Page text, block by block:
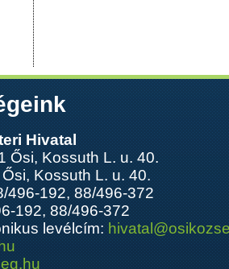
Hivatal
Ősi, Kossuth L. u. 40.
Kossuth L. u. 40.
496-192, 88/496-372
192, 88/496-372
levélcím: